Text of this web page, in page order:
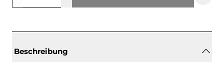
Beschreibung